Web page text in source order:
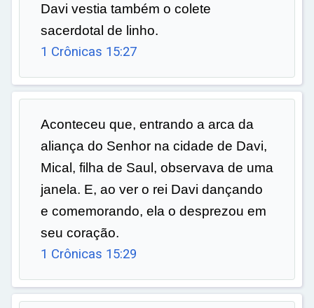
Davi vestia também o colete
sacerdotal de linho.
1 Crônicas 15:27
Aconteceu que, entrando a arca da
aliança do Senhor na cidade de Davi,
Mical, filha de Saul, observava de uma
janela. E, ao ver o rei Davi dançando
e comemorando, ela o desprezou em
seu coração.
1 Crônicas 15:29